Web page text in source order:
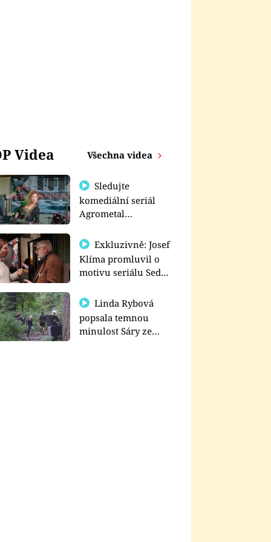
Videa Všechna videa
Sledujte
komediální seriál
Agrometal
prima+
Exkluzivně: Josef
Klíma promluvil o
motivu seriálu Sedm
Linda Rybová
popsala temnou
minulost Sáry ze